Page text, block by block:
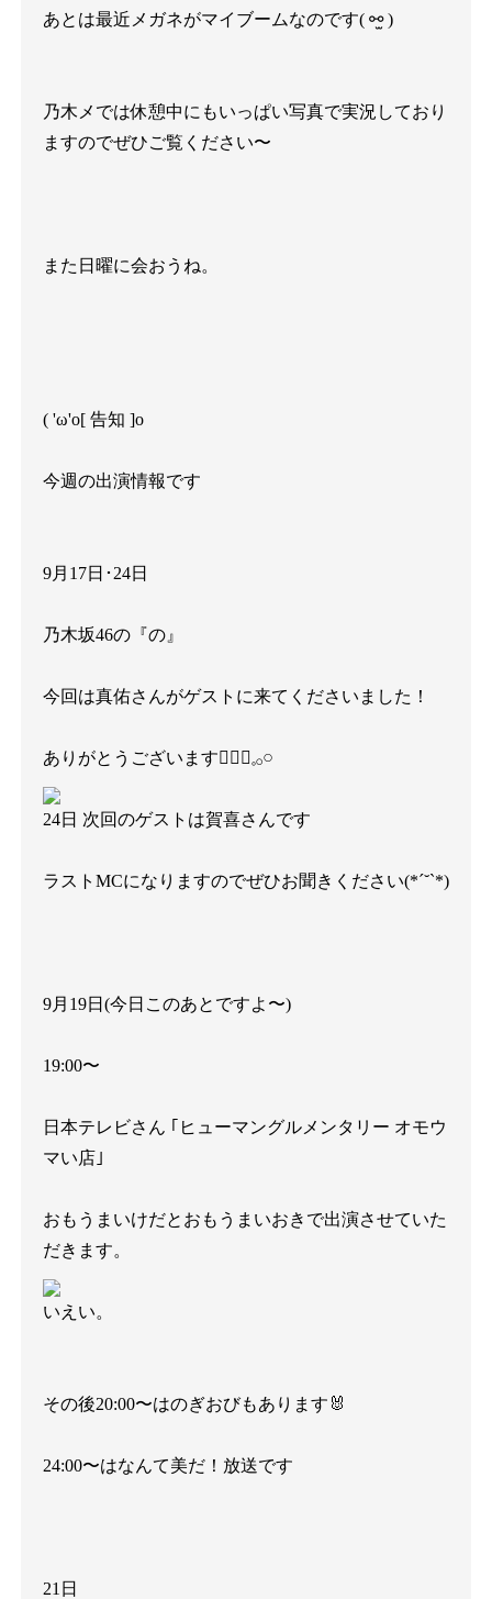
あとは最近メガネがマイブームなのです( ⚯̫)
乃木メでは休憩中にもいっぱい写真で実況しており
ますのでぜひご覧ください〜
また日曜に会おうね。
( 'ω'o[ 告知 ]o
今週の出演情報です
9月 17日･ 24日
乃木坂46の『の』
今回は真佑さんがゲストに来てくださいました！
ありがとうございます🧜🏻‍♀️𓈒𓂂𓏸
24日 次回のゲストは賀喜さんです
ラスト MCになりますのでぜひお聞きください(*´˘`*)
9月 19日 (今日このあとですよ〜)
19:00〜
日本テレビさん ｢ヒューマングルメンタリー オモウ
マい店｣
おもうまいけだとおもうまいおきで出演させていた
だきます。
いえい。
その後20:00〜はのぎおびもあります 🐰
24:00〜はなんて美だ！放送です
21 日